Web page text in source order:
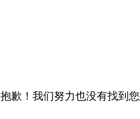
抱歉！我们努力也没有找到